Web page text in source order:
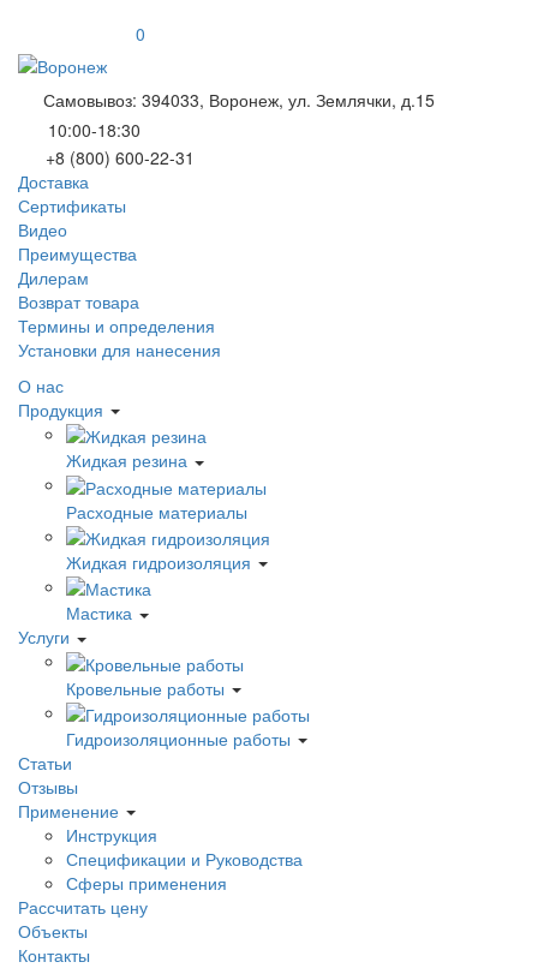
0
Самовывоз: 394033, Воронеж, ул. Землячки, д.15
10:00-18:30
+8 (800) 600-22-31
Доставка
Сертификаты
Видео
Преимущества
Дилерам
Возврат товара
Термины и определения
Установки для нанесения
О нас
Продукция
Жидкая резина
Расходные материалы
Жидкая гидроизоляция
Мастика
Услуги
Кровельные работы
Гидроизоляционные работы
Статьи
Отзывы
Применение
Инструкция
Спецификации и Руководства
Сферы применения
Рассчитать цену
Объекты
Контакты